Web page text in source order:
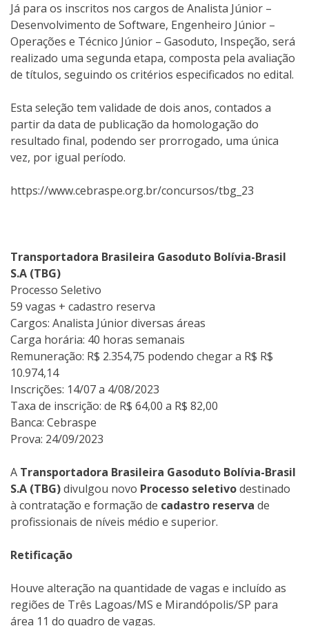
Já para os inscritos nos cargos de Analista Júnior –
Desenvolvimento de Software, Engenheiro Júnior –
Operações e Técnico Júnior – Gasoduto, Inspeção, será
realizado uma segunda etapa, composta pela avaliação
de títulos, seguindo os critérios especificados no edital.
Esta seleção tem validade de dois anos, contados a
partir da data de publicação da homologação do
resultado final, podendo ser prorrogado, uma única
vez, por igual período.
https://www.cebraspe.org.br/concursos/tbg_23
Transportadora Brasileira Gasoduto Bolívia-Brasil
S.A (TBG)
Processo Seletivo
59 vagas + cadastro reserva
Cargos: Analista Júnior diversas áreas
Carga horária: 40 horas semanais
Remuneração: R$ 2.354,75 podendo chegar a R$ R$
10.974,14
Inscrições: 14/07 a 4/08/2023
Taxa de inscrição: de R$ 64,00 a R$ 82,00
Banca: Cebraspe
Prova: 24/09/2023
A Transportadora Brasileira Gasoduto Bolívia-Brasil
S.A (TBG)divulgou novo Processo seletivodestinado
à contratação e formação de cadastro reserva de
profissionais de níveis médio e superior.
Retificação
Houve alteração na quantidade de vagas e incluído as
regiões de Três Lagoas/MS e Mirandópolis/SP para
área 11 do quadro de vagas.